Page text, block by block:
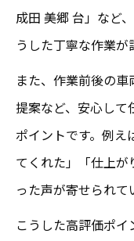
成田 美郷 台」など
うした丁寧な作業が
また、作業前後の
提案など、安心して
ポイントです。例え
てくれた」「仕上
った声が寄せられて
こうした高評価ポ